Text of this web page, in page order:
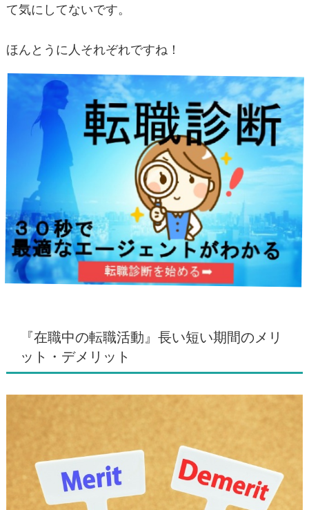
て気にしてないです。
ほんとうに人それぞれですね！
『在職中の転職活動』長い短い期間のメリ
ット・デメリット